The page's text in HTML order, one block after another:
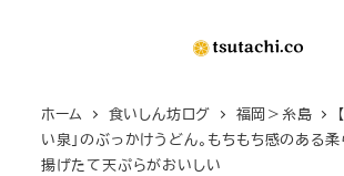
ホーム 食いしん坊ログ 福岡＞糸島
い泉」のぶっかけうどん。もちもち感のある
揚げたて天ぷらがおいしい